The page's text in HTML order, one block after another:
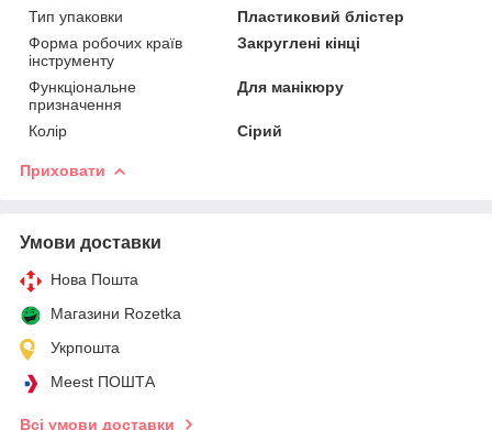
Тип упаковки
Пластиковий блістер
Форма робочих країв
інструменту
Закруглені кінці
Функціональне
призначення
Для манікюру
Колір Сірий
Приховати
Умови доставки
Нова Пошта
Магазини Rozetka
Укрпошта
Meest ПОШТА
Всі умови доставки